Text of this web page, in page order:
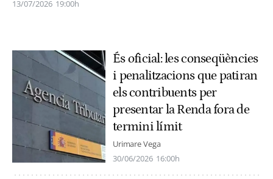
13/07/2026 19:00h
És oficial: les conseqüències
i penalitzacions que patiran
els contribuents per
presentar la Renda fora de
termini límit
Urimare Vega
30/06/2026 16:00h